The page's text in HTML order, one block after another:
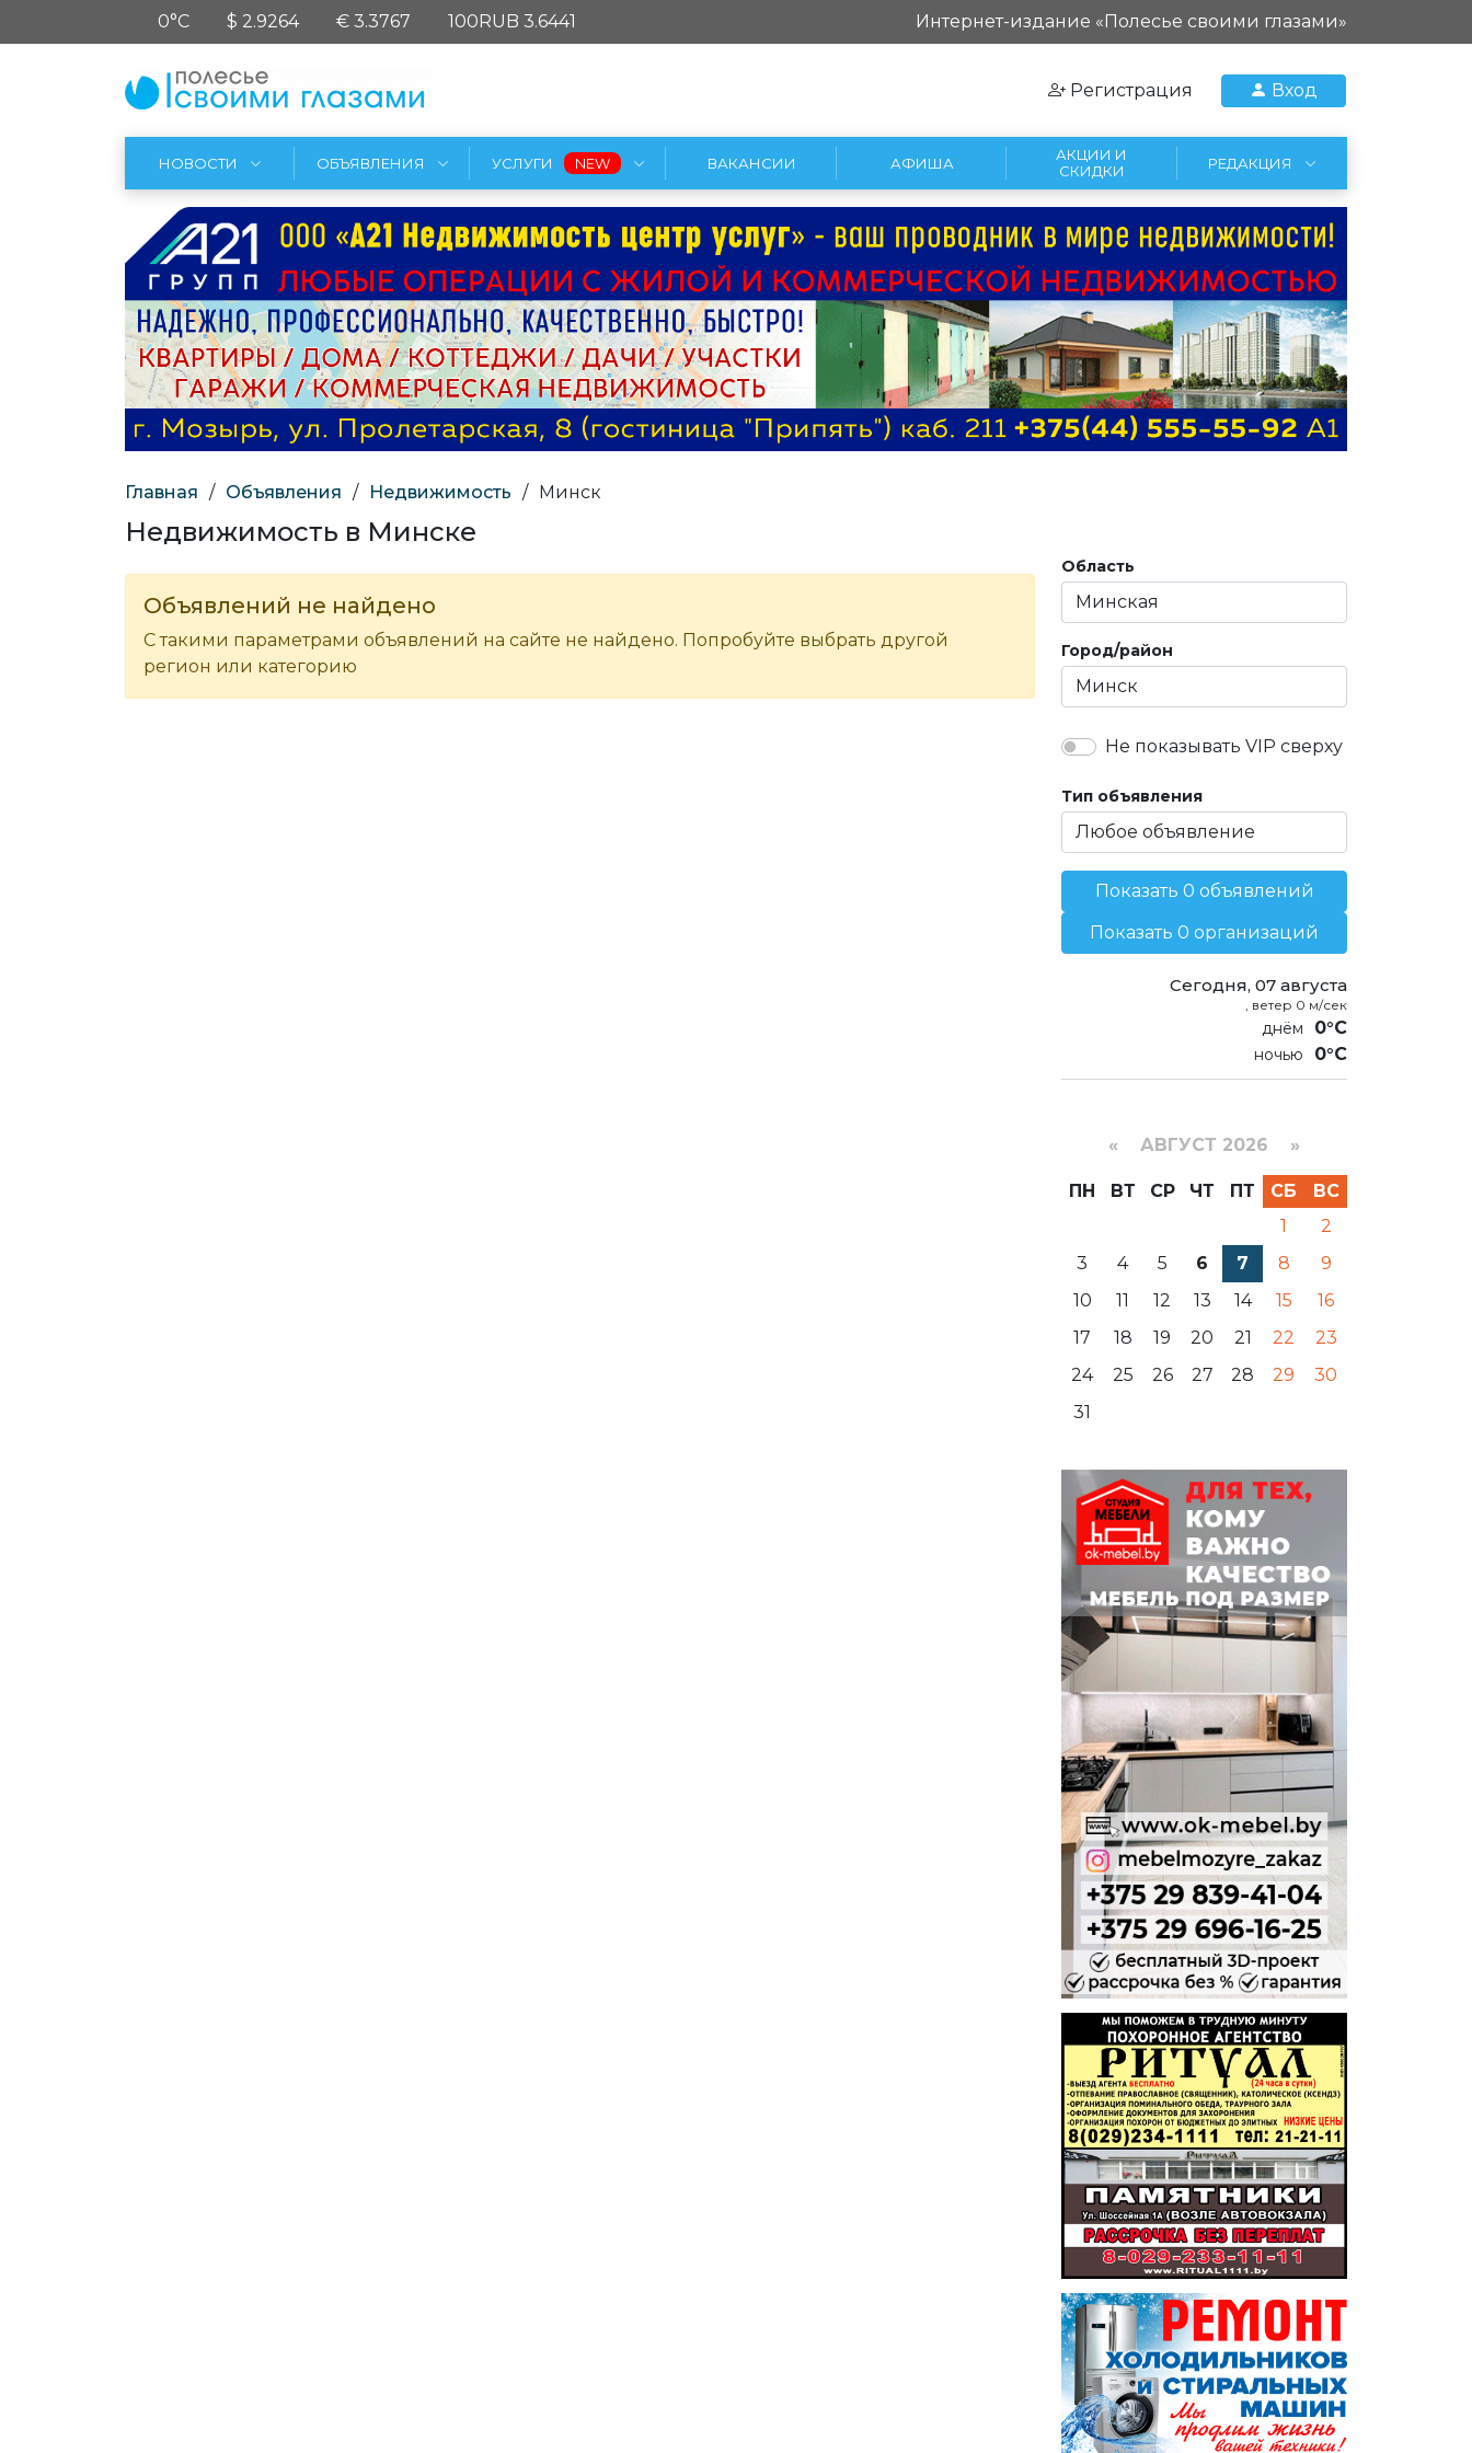
0°C $ 2.9264 € 3.3767 100RUB 3.6441 Интернет-издание «Полесье своими глазами»
Регистрация Вход
НОВОСТИ ОБЪЯВЛЕНИЯ УСЛУГИ ВАКАНСИИ АФИША
АКЦИИ И
СКИДКИ
РЕДАКЦИЯ
Главная / Объявления / Недвижимость / Минск
Недвижимость в Минске
Объявлений не найдено
С такими параметрами объявлений на сайте не найдено. Попробуйте выбрать другой
регион или категорию
Область
Город/район
Не показывать VIP сверху
Тип объявления
Показать 0 объявлений
Показать 0 организаций
Сегодня, 07 августа
, ветер 0 м/сек
0°C
0°C
« АВГУСТ 2026 »
ПН ВТ СР ЧТ ПТ СБ
ВС
1
2
3
4 5 6 7 8
9
10
11 12 13 14 15
16
17
18 19 20 21 22
23
24
25 26 27 28 29
30
31